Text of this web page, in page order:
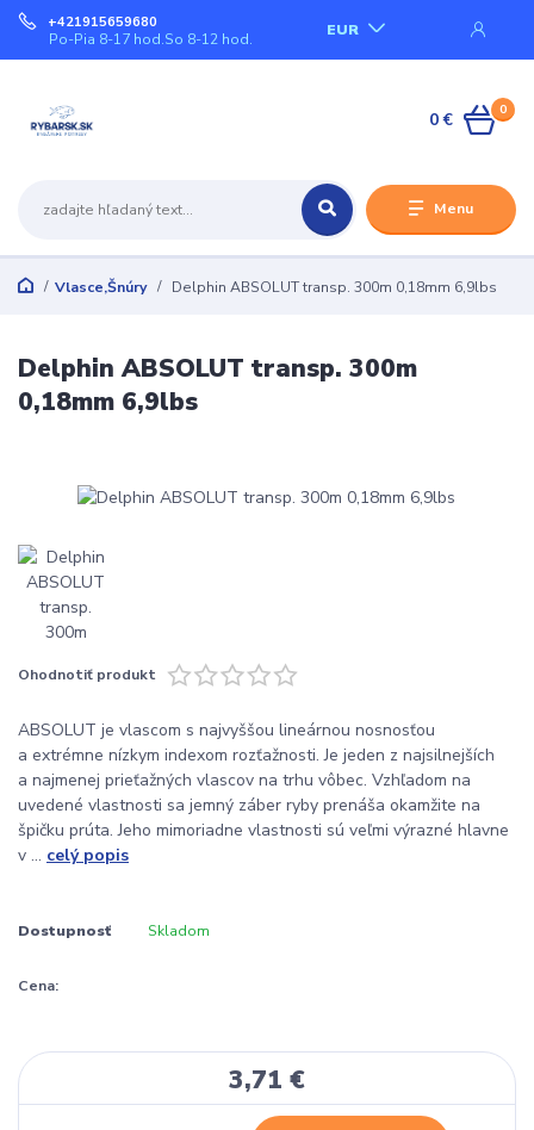
Menu
EUR
+421915659680
Po-Pia 8-17 hod.So 8-12 hod.
0
0 €
Vlasce,Šnúry Delphin ABSOLUT transp. 300m 0,18mm 6,9lbs
Delphin ABSOLUT transp. 300m
0,18mm 6,9lbs
Ohodnotiť produkt
ABSOLUT je vlascom s najvyššou lineárnou nosnosťou
a extrémne nízkym indexom rozťažnosti. Je jeden z najsilnejších
a najmenej prieťažných vlascov na trhu vôbec. Vzhľadom na
uvedené vlastnosti sa jemný záber ryby prenáša okamžite na
špičku prúta. Jeho mimoriadne vlastnosti sú veľmi výrazné hlavne
v ... celý popis
Dostupnosť Skladom
Cena:
3,71 €